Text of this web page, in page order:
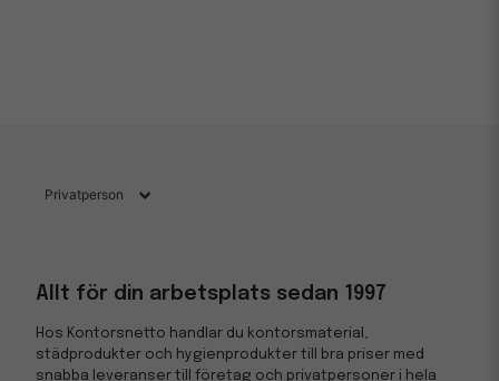
Allt för din arbetsplats sedan 1997
Hos Kontorsnetto handlar du kontorsmaterial,
städprodukter och hygienprodukter till bra priser med
snabba leveranser till företag och privatpersoner i hela